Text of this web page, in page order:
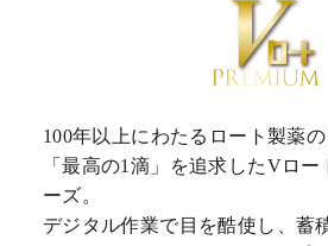
100年以上にわたるロート製薬
「最高の1滴」を追求したVロー
ーズ。
デジタル作業で目を酷使し、蓄